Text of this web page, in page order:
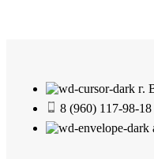
г.
8 (960) 117-98-18